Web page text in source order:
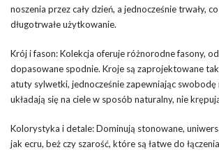
noszenia przez cały dzień, a jednocześnie trwały,
długotrwałe użytkowanie.
Krój i fason: Kolekcja oferuje różnorodne fasony,
dopasowane spodnie. Kroje są zaprojektowane
atuty sylwetki, jednocześnie zapewniając swobodę
układają się na ciele w sposób naturalny, nie
Kolorystyka i detale: Dominują stonowane,
jak ecru, beż czy szarość, które są łatwe do